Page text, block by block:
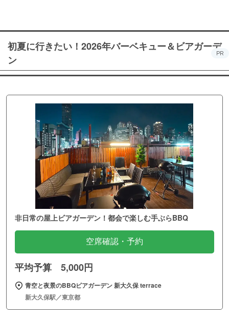
初夏に行きたい！2026年バーベキュー＆ビアガーデ
ン
PR
非日常の屋上ビアガーデン！都会で楽しむ手ぶらBBQ
空席確認・予約
平均予算 5,000円
青空と夜景のBBQビアガーデン 新大久保 terrace
新大久保駅／東京都